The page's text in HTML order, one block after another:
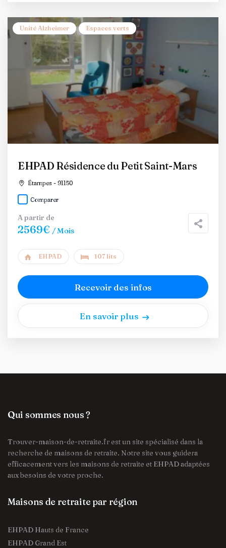
Unité Alzheimer Espaces verts
EHPAD Résidence du Petit Saint-Mars
Étampes - 91150
Comparer
A partir de
2569€ / Mois
EHPAD 107 lits
Recevoir des infos
En savoir plus
Qui sommes nous ?
Trouver-maison-de-retraite.fr est un site spécialisé dans la
recherche de maisons de retraite. Notre site vous guidera
efficacement vers les maisons de retraite et EHPAD adaptées
aux besoins de votre proche.
Maisons de retraite par région
EHPAD Hauts de France
EHPAD Grand Est